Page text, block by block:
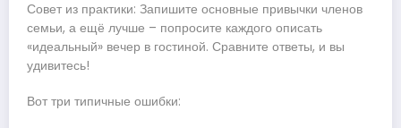
Совет из практики: Запишите основные привычки членов
семьи, а ещё лучше – попросите каждого описать
«идеальный» вечер в гостиной. Сравните ответы, и вы
удивитесь!
Вот три типичные ошибки: